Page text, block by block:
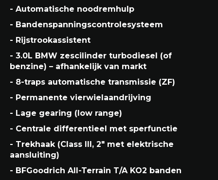
- Automatische noodremhulp
- Bandenspanningscontrolesysteem
- Rijstrookassistent
- 3.0L BMW zescilinder turbodiesel (of
benzine) – afhankelijk van markt
- 8-traps automatische transmissie (ZF)
- Permanente vierwielaandrijving
- Lage gearing (low range)
- Centrale differentieel met sperfunctie
- Trekhaak (Class III, 2" met elektrische
aansluiting)
- BFGoodrich All-Terrain T/A KO2 banden